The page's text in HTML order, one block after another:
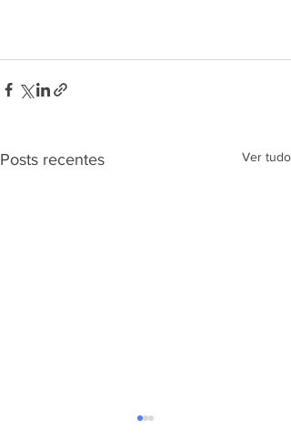
Posts recentes Ver tudo